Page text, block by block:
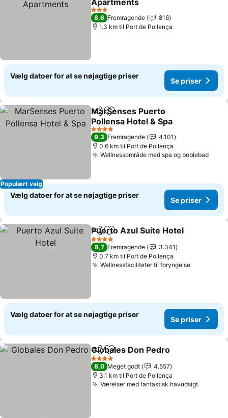
Apartments
Se priser
3 Stjerner
8,6 Fremragende
816
1.3 km til Port de Pollença
Vælg datoer for at se nøjagtige priser
Se priser
Populært valg
Del Føj til favoritter
MarSenses Puerto
Pollensa Hotel & Spa
Se priser
4 Stjerner
9,3 Fremragende
4.101
0.6 km til Port de Pollença
Wellnessområde med spa og boblebadSe
Vælg datoer for at se nøjagtige priser
Se priser
Del Føj til favoritter
Puerto Azul Suite Hotel
4 Stjerner
8,7 Fremragende
3.341
0.7 km til Port de Pollença
Wellnessfaciliteter til foryngelseSe priser
Vælg datoer for at se nøjagtige priser
Se priser
Del Føj til favoritter
Globales Don Pedro
4 Stjerner
8,0 Meget godt
4.557
3.1 km til Port de Pollença
Værelser med fantastisk havudsigtSe